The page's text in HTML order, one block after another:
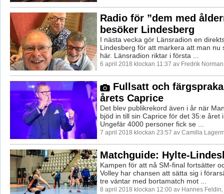
Radio för ”dem med
besöker Lindesberg
I nästa vecka gör Länsradion en
Lindesberg för att markera att man nu
här. Länsradion riktar i första ...
6 april 2018 klockan 11:37 av Fredrik
Fullsatt och
årets Caprice
Det blev publikrekord även i år när
bjöd in till sin Caprice för det 35:e året
Ungefär 4000 personer fick se ...
7 april 2018 klockan 23:57 av Camilla
Matchguide: Hylte-
Kampen för att nå SM-final fortsätter
Volley har chansen att sätta sig i
tre väntar med bortamatch mot ...
8 april 2018 klockan 12:00 av Hannes